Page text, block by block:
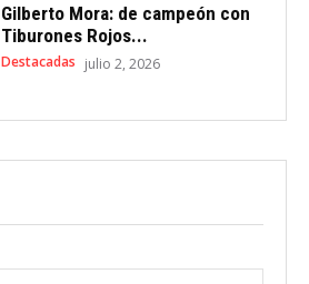
Gilberto Mora: de campeón con
Tiburones Rojos...
Destacadas julio 2, 2026